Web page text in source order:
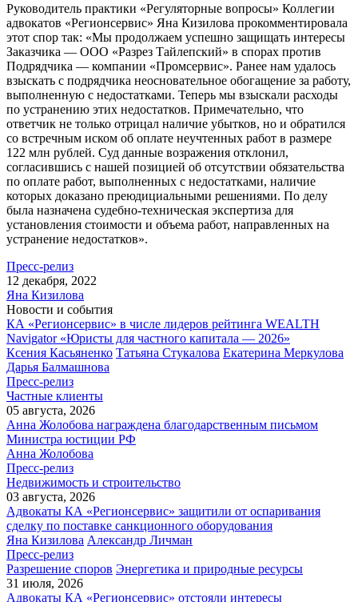
Руководитель практики «Регуляторные вопросы» Коллегии
адвокатов «Регионсервис» Яна Кизилова прокомментировала
этот спор так: «Мы продолжаем успешно защищать интересы
Заказчика — ООО «Разрез Тайлепский» в спорах против
Подрядчика — компании «Промсервис». Ранее нам удалось
взыскать с подрядчика неосновательное обогащение за работу,
выполненную с недостатками. Теперь мы взыскали расходы
по устранению этих недостатков. Примечательно, что
ответчик не только отрицал наличие убытков, но и обратился
со встречным иском об оплате неучтенных работ в размере
122 млн рублей. Суд данные возражения отклонил,
согласившись с нашей позицией об отсутствии обязательства
по оплате работ, выполненных с недостатками, наличие
которых доказано преюдициальными решениями. По делу
была назначена судебно-техническая экспертиза для
установления стоимости и объема работ, направленных на
устранение недостатков».
Пресс-релиз
12 декабря, 2022
Яна Кизилова
Новости и события
КА «Регионсервис» в числе лидеров рейтинга WEALTH
Navigator «Юристы для частного капитала — 2026»
Ксения Касьяненко Татьяна Стукалова Екатерина Меркулова
Дарья Балмашнова
Пресс-релиз
Частные клиенты
05 августа, 2026
Анна Жолобова награждена благодарственным письмом
Министра юстиции РФ
Анна Жолобова
Пресс-релиз
Недвижимость и строительство
03 августа, 2026
Адвокаты КА «Регионсервис» защитили от оспаривания
сделку по поставке санкционного оборудования
Яна Кизилова Александр Личман
Пресс-релиз
Разрешение споров Энергетика и природные ресурсы
31 июля, 2026
Адвокаты КА «Регионсервис» отстояли интересы